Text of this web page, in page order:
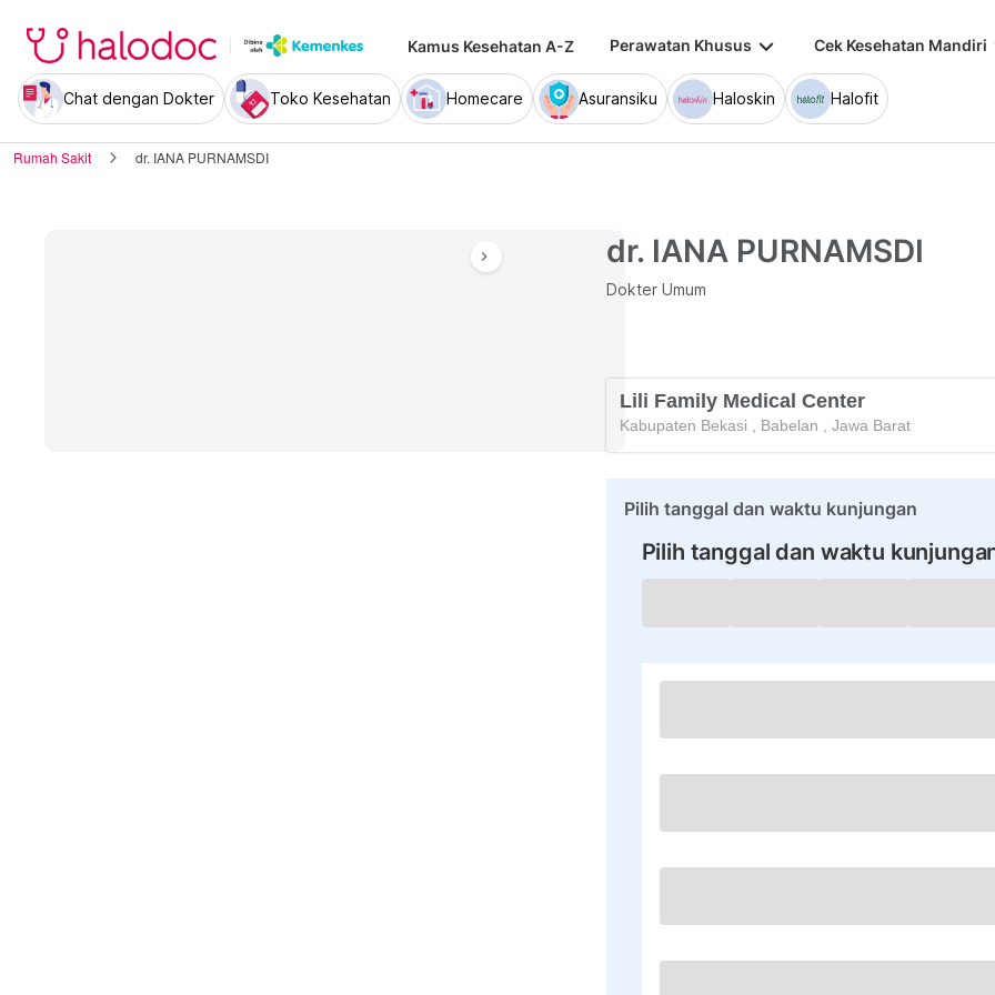
Kamus Kesehatan A-Z Perawatan Khusus keyboard_arrow_down Cek Kesehatan Mandiri
Chat dengan Dokter Toko Kesehatan Homecare Asuransiku Haloskin Halofit
Rumah Sakit dr. IANA PURNAMSDI
chevron_right dr. IANA PURNAMSDI
Dokter Umum
Lili Family Medical Center
Kabupaten Bekasi Babelan Jawa Barat
Pilih tanggal dan waktu kunjungan
Pilih tanggal dan waktu